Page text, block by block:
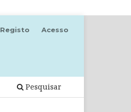
Pesquisar
Registo Acesso